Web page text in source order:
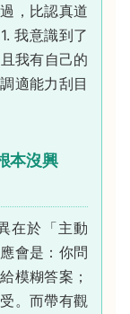
，比認真道
我意識到了
我有自己的
適能力刮目
本沒興
在於「主動
會是：你問
模糊答案；
。而帶有觀